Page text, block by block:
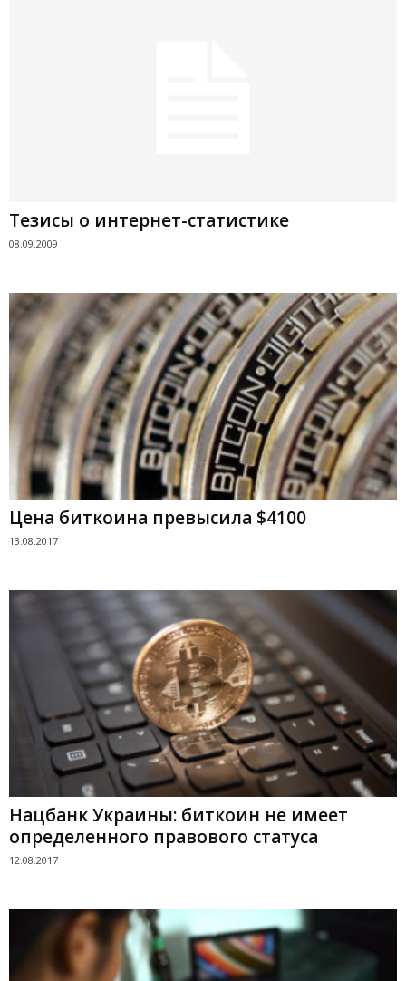
Тезисы о интернет-статистике
08.09.2009
Цена биткоина превысила $4100
13.08.2017
Нацбанк Украины: биткоин не имеет
определенного правового статуса
12.08.2017